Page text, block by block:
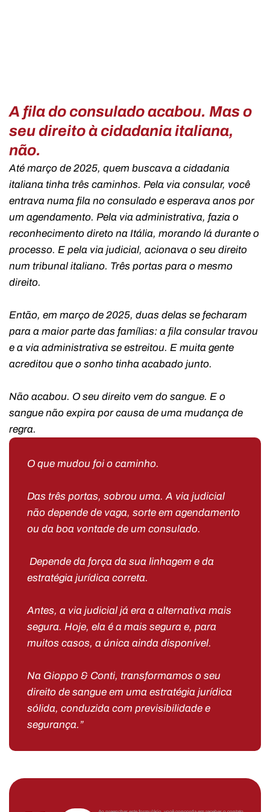
A fila do consulado acabou. Mas o
seu direito à cidadania italiana,
não.
Até março de 2025, quem buscava a cidadania
italiana tinha três caminhos. Pela via consular, você
entrava numa fila no consulado e esperava anos por
um agendamento. Pela via administrativa, fazia o
reconhecimento direto na Itália, morando lá durante o
processo. E pela via judicial, acionava o seu direito
num tribunal italiano. Três portas para o mesmo
direito.
Então, em março de 2025, duas delas se fecharam
para a maior parte das famílias: a fila consular travou
e a via administrativa se estreitou. E muita gente
acreditou que o sonho tinha acabado junto.
Não acabou. O seu direito vem do sangue. E o
sangue não expira por causa de uma mudança de
regra.
O que mudou foi o caminho.
Das três portas, sobrou uma. A via judicial
não depende de vaga, sorte em agendamento
ou da boa vontade de um consulado.
Depende da força da sua linhagem e da
estratégia jurídica correta.
Antes, a via judicial já era a alternativa mais
segura. Hoje, ela é a mais segura e, para
muitos casos, a única ainda disponível.
Na Gioppo & Conti, transformamos o seu
direito de sangue em uma estratégia jurídica
sólida, conduzida com previsibilidade e
segurança.”